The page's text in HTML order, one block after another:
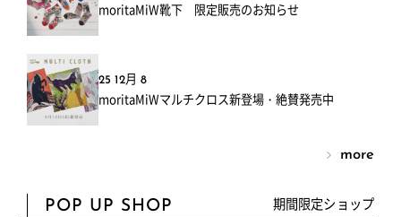
moritaMiW靴下 限定販売のお知らせ
25 12月 8
moritaMiWマルチクロス新登場・絶賛発売中
more
POP UP SHOP 期間限定ショップ